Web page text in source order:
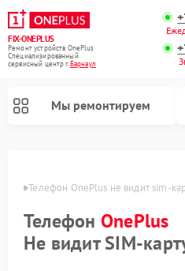
FIX-ONEPLUS
Ремонт устройств OnePlus
Специализированный
cервисный центр г.Барнаул
Мы ремонтируем
Телефон OnePlus не видит sim-
Телефон OnePlus
Не видит SIM-